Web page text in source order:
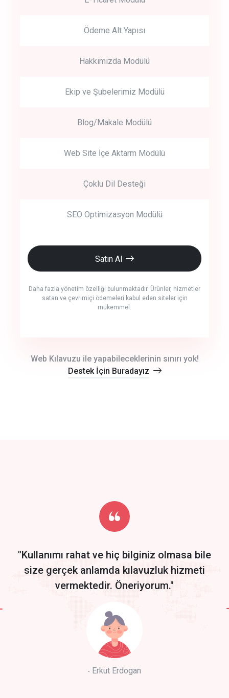
Ödeme Alt Yapısı
Hakkımızda Modülü
Ekip ve Şubelerimiz Modülü
Blog/Makale Modülü
Web Site İçe Aktarm Modülü
Çoklu Dil Desteği
SEO Optimizasyon Modülü
Satın Al
Daha fazla yönetim özelliği bulunmaktadır. Ürünler, hizmetler
satan ve çevrimiçi ödemeleri kabul eden siteler için
mükemmel.
Start by trying our service for 30 days free trial no credit card
required.
Web Kılavuzu ile yapabileceklerinin sınırı yok!
Destek İçin Buradayız
"Kullanımı rahat ve hiç bilginiz olmasa bile
size gerçek anlamda kılavuzluk hizmeti
vermektedir. Öneriyorum."
Erkut Erdogan